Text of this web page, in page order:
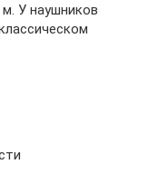
У наушников